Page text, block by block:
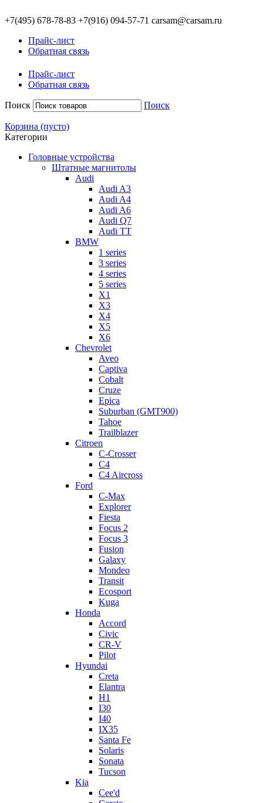
+7(495) 678-78-83 +7(916) 094-57-71 carsam@carsam.ru
Прайс-лист
Обратная связь
Прайс-лист
Обратная связь
Поиск Поиск
Корзина (пусто)
Категории
Головные устройства
Штатные магнитолы
Audi
Audi A3
Audi A4
Audi A6
Audi Q7
Audi TT
BMW
1 series
3 series
4 series
5 series
X1
X3
X4
X5
X6
Chevrolet
Aveo
Captiva
Cobalt
Cruze
Epica
Suburban (GMT900)
Tahoe
Trailblazer
Citroen
C-Crosser
C4
C4 Aircross
Ford
C-Max
Explorer
Fiesta
Focus 2
Focus 3
Fusion
Galaxy
Mondeo
Transit
Ecosport
Kuga
Honda
Accord
Civic
CR-V
Pilot
Hyundai
Creta
Elantra
H1
I30
I40
IX35
Santa Fe
Solaris
Sonata
Tucson
Kia
Cee'd